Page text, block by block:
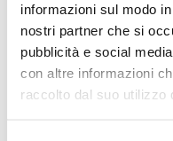
informazioni sul modo
nostri partner che si
pubblicità e social
con altre informazioni
raccolto dal suo utilizzo